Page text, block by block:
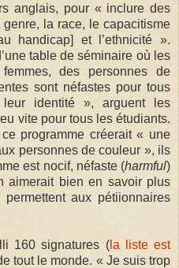
anglais, pour « inclure des
la race, le capacitisme
handicap] et l’ethnicité ».
table de séminaire où les
des personnes de
sont néfastes pour tous
identité », arguent les
vite pour tous les étudiants.
programme créerait « une
personnes de couleur », ils
est nocif, néfaste (harmful)
aimerait bien en savoir plus
aux pétiionnaires
160 signatures (la liste est
tout le monde. « Je suis trop